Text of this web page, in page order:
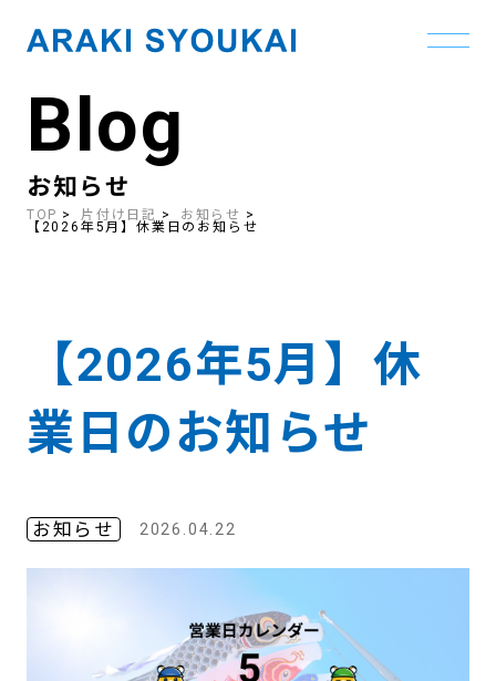
contentBlog
お知らせ
TOP 片付け日記 お知らせ
【2026年5月】休業日のお知らせ
【2026年5月】休
業日のお知らせ
お知らせ 2026.04.22